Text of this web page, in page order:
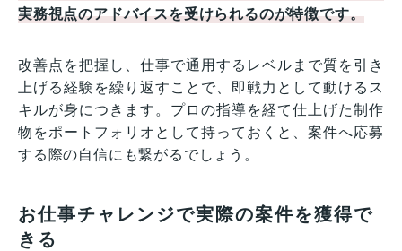
実務視点のアドバイスを受けられるのが特徴です。
改善点を把握し、仕事で通用するレベルまで質を引き
上げる経験を繰り返すことで、即戦力として動けるス
キルが身につきます。プロの指導を経て仕上げた制作
物をポートフォリオとして持っておくと、案件へ応募
する際の自信にも繋がるでしょう。
お仕事チャレンジで実際の案件を獲得で
きる